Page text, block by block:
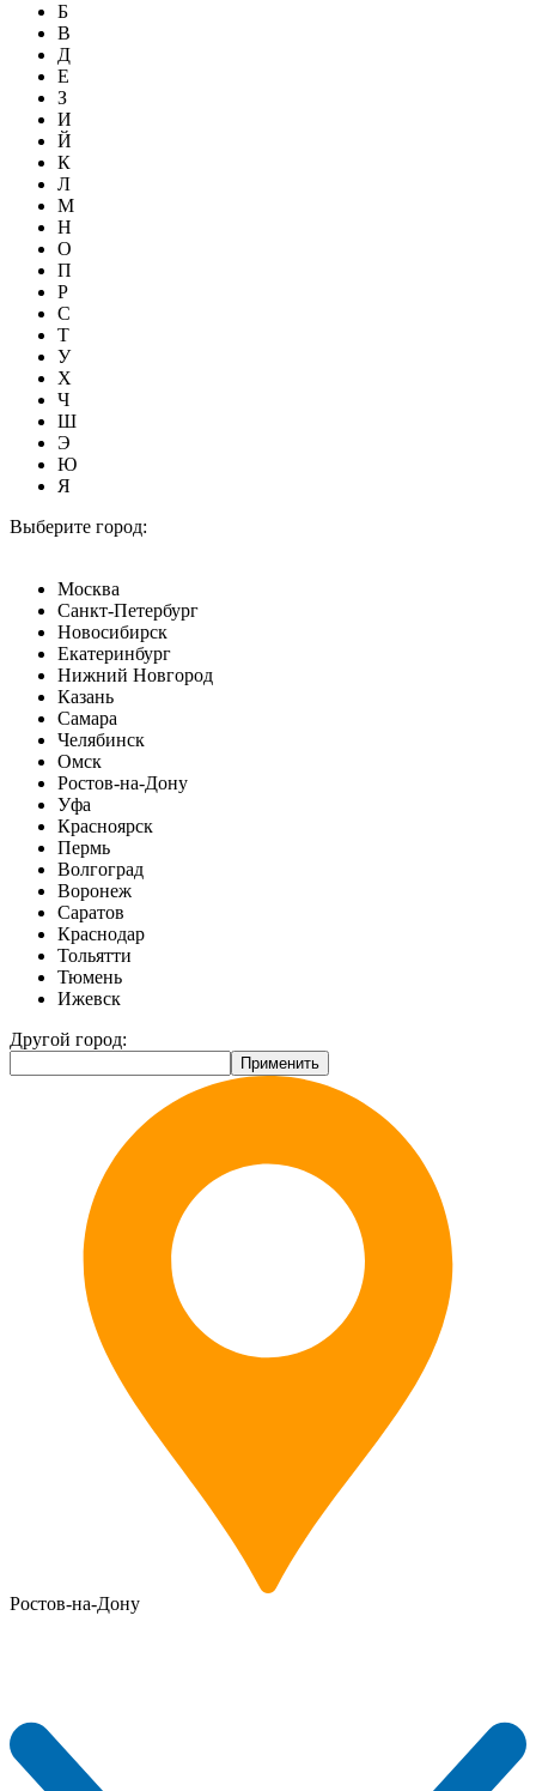
Б
В
Д
Е
З
И
Й
К
Л
М
Н
О
П
Р
С
Т
У
Х
Ч
Ш
Э
Ю
Я
Выберите город:
Москва
Санкт-Петербург
Новосибирск
Екатеринбург
Нижний Новгород
Казань
Самара
Челябинск
Омск
Ростов-на-Дону
Уфа
Красноярск
Пермь
Волгоград
Воронеж
Саратов
Краснодар
Тольятти
Тюмень
Ижевск
Другой город:
Ростов-на-Дону